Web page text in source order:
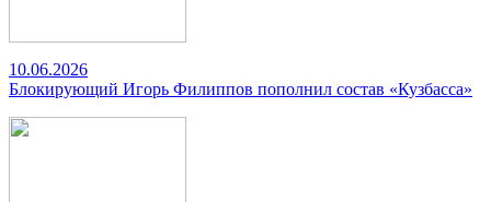
10.06.2026
Блокирующий Игорь Филиппов пополнил состав «Кузбасса»